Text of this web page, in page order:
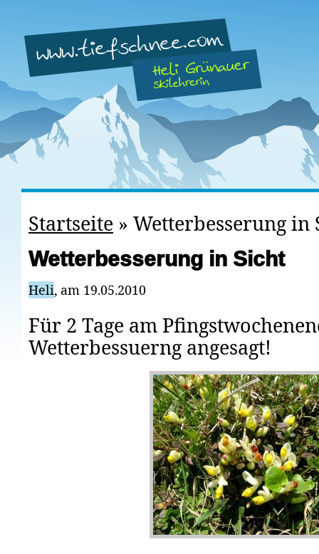
Startseite » Wetterbesserung in
Wetterbesserung in Sicht
Heli, am 19.05.2010
Für 2 Tage am
Wetterbessuerng angesagt!